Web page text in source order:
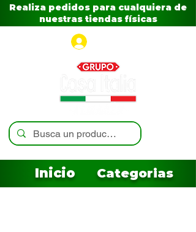
Realiza pedidos para cualquiera de
nuestras tiendas físicas
Inicio Categorias